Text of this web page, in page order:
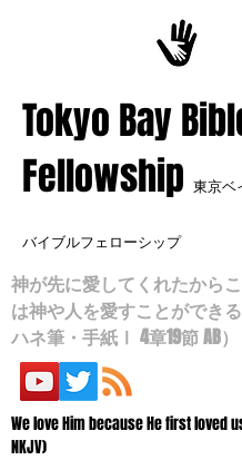
​Tokyo Bay
Fellowship 東京ベ
バイブルフェローシップ
神が先に愛してくれたから
は神や人を愛すことができ
ハネ筆・手紙Ⅰ 4章19節 AB）
We love Him because He first loved
NKJV)